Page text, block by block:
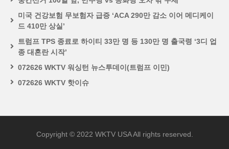
미국 건강보험 무보험자 급증 ‘ACA 290만 감소 이어 메디케이
드 410만 상실’
트럼프 TPS 종료로 하이티 33만 명 등 130만 명 출국령 ‘3디 업
종 대혼란 시작’
072626 WKTV 워싱턴 뉴스투데이(트럼프 이민)
072626 WKTV 핫이슈
Copyright © 2022 WKTV USA All rights reserved.